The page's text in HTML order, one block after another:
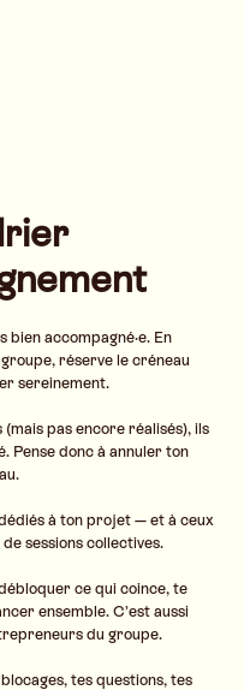
bien accompagné·e. En
réserve le créneau
sereinement.
pas encore réalisés), ils
Pense donc à annuler ton
à ton projet — et à ceux
sessions collectives.
ce qui coince, te
ensemble. C’est aussi
du groupe.
tes questions, tes